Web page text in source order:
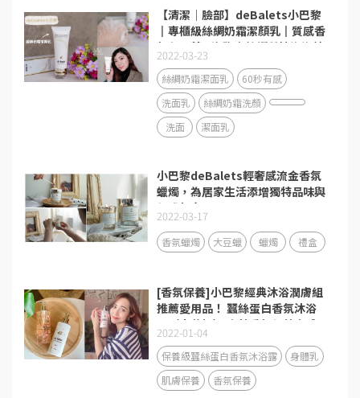
【清潔│臉部】deBalets小巴黎
║專櫃級絲綢奶霜潔顏乳║質感香
氛鼠尾草&海鹽║絲綢質地泡泡綿
密
2022-03-23
絲綢奶霜潔面乳
60秒有感
洗面乳
絲綢奶霜洗顏
洗面
潔面乳
小巴黎deBalets輕奢感流金香氛
蠟燭，為居家生活添增獨特品味與
優雅氣息！
2022-03-17
香氛蠟燭 大豆蠟 蠟燭 禮盒
[香氛保養]小巴黎經典沐浴潤膚組
推薦愛用品！ 蠶絲蛋白香氛沐浴
露（小花粉） 金萃香氛保養身體
乳（小金粉）
2022-01-04
保養級蠶絲蛋白香氛沐浴露
身體乳
肌膚保養
香氛保養